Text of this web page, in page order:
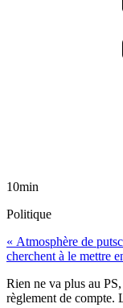
10min
Politique
« Atmosphère de
cherchent à le mettre
Rien ne va plus au
règlement de compte.